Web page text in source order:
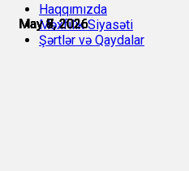
May 7, 2026
May 7, 2026
May 8, 2026
May 8, 2026
May 8, 2026
May 9, 2026
Haqqımızda
Məxfilik Siyasəti
Şərtlər və Qaydalar